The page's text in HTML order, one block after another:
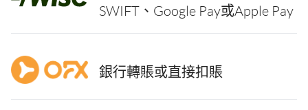
SWIFT、Google Pay或Apple Pay
銀行轉賬或直接扣賬